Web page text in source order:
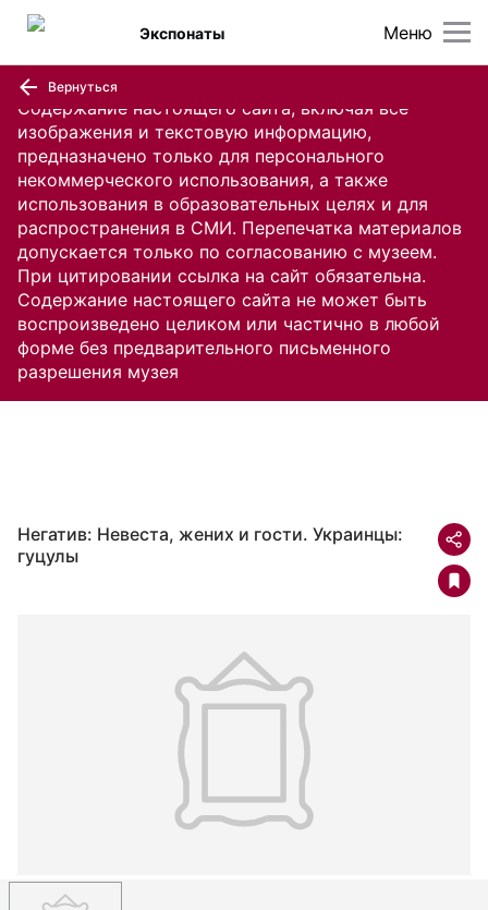
Содержание настоящего сайта, включая все
изображения и текстовую информацию,
предназначено только для персонального
некоммерческого использования, а также
использования в образовательных целях и для
распространения в СМИ. Перепечатка материалов
допускается только по согласованию с музеем.
При цитировании ссылка на сайт обязательна.
Содержание настоящего сайта не может быть
воспроизведено целиком или частично в любой
форме без предварительного письменного
разрешения музея
Меню
Экспонаты
Вернуться
Негатив: Невеста, жених и гости. Украинцы:
гуцулы